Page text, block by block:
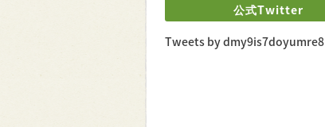
公式Twitter
Tweets by dmy9is7doyumre8